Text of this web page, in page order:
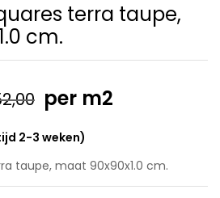
terra taupe,
cm.
per m2
2-3 weken)
taupe, maat 90x90x1.0 cm.